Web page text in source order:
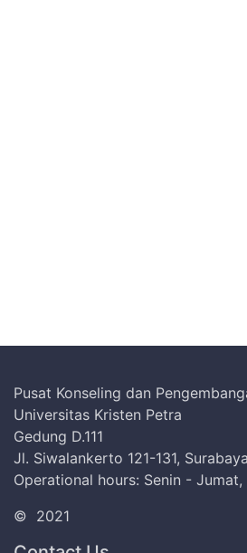
Pusat Konseling dan
Universitas Kristen Petra
Gedung D.111
Jl. Siwalankerto 121-131, Surabaya
Operational hours: Senin - Jumat,
© 2021